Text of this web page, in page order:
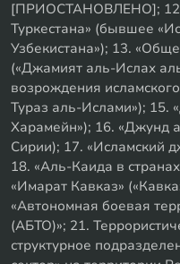
[ПРИОСТАНОВЛЕНО]; 12.
Туркестана» (бывшее
Узбекистана»); 13.
(«Джамият аль-Ислах
возрождения
Тураз аль-Ислами»); 15.
Харамейн»); 16. «Джунд
Сирии); 17. «Исламский
18. «Аль-Каида в
«Имарат Кавказ»
«Автономная боевая
(АБТО)»; 21.
структурное